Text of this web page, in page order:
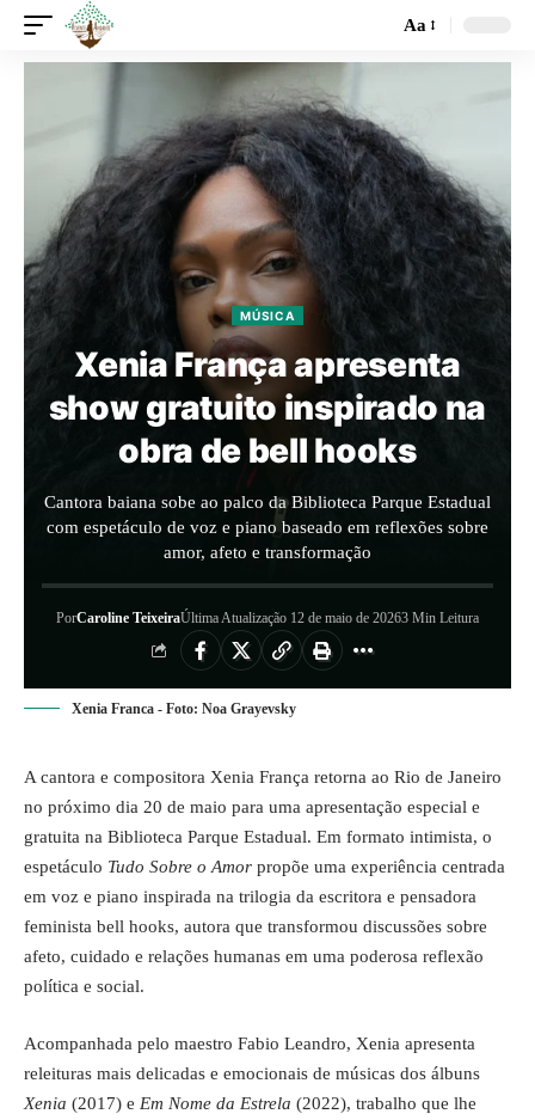
Aa
MÚSICA
Xenia França apresenta
show gratuito inspirado na
obra de bell hooks
Cantora baiana sobe ao palco da Biblioteca Parque Estadual
com espetáculo de voz e piano baseado em reflexões sobre
amor, afeto e transformação
PorCaroline TeixeiraÚltima Atualização 12 de maio de 20263 Min Leitura
Xenia Franca - Foto: Noa Grayevsky
A cantora e compositora Xenia França retorna ao Rio de Janeiro
no próximo dia 20 de maio para uma apresentação especial e
gratuita na Biblioteca Parque Estadual. Em formato intimista, o
espetáculo Tudo Sobre o Amor propõe uma experiência centrada
em voz e piano inspirada na trilogia da escritora e pensadora
feminista bell hooks, autora que transformou discussões sobre
afeto, cuidado e relações humanas em uma poderosa reflexão
política e social.
Acompanhada pelo maestro Fabio Leandro, Xenia apresenta
releituras mais delicadas e emocionais de músicas dos álbuns
Xenia (2017) e Em Nome da Estrela (2022), trabalho que lhe